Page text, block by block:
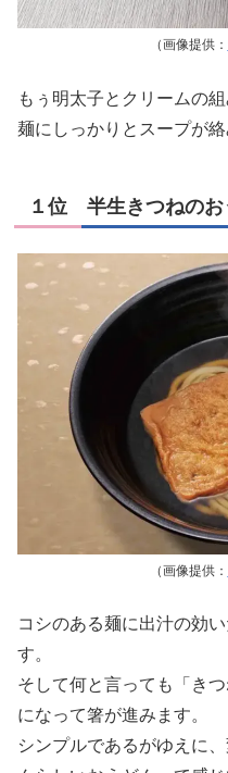
（画像提供：
もぅ明太子とクリームの
麺にしっかりとスープが
１位 半生きつねのお
（画像提供：
コシのある麺に出汁の効
す。
そして何と言っても「き
になって箸が進みます。
シンプルであるがゆえに